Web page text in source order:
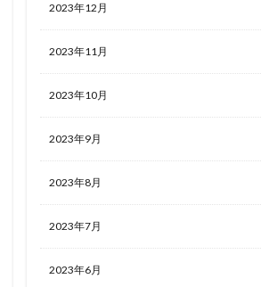
2023年12月
2023年11月
2023年10月
2023年9月
2023年8月
2023年7月
2023年6月